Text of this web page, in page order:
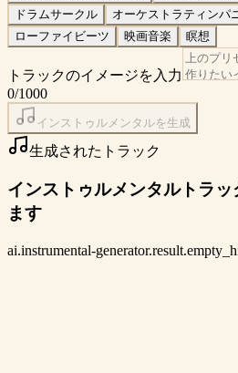
ドラムサークル
オーケストラティンパ
ローファイビーツ
映画音楽 瞑想
トラックのイメージを入力
0/1000
インストゥルメンタルを生成
生成されたトラック
インストゥルメンタルトラ
ます
ai.instrumental-